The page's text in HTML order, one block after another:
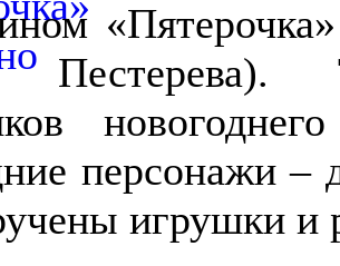
Пестерева).
персонажи
игрушки и